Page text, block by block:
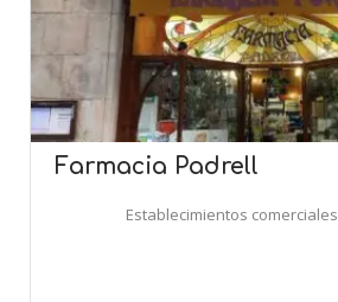
Farmacia Padrell
Establecimientos comerciales